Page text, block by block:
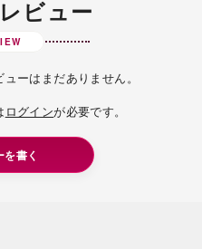
ビュー
ーはまだありません。
ログインが必要です。
を書く